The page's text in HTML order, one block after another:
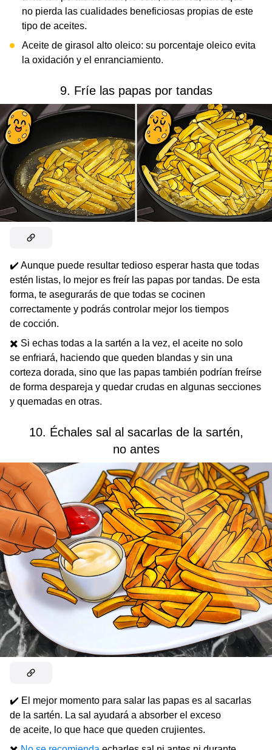
no pierda las cualidades beneficiosas propias de este
tipo de aceites.
Aceite de girasol alto oleico: su porcentaje oleico evita
la oxidación y el enranciamiento.
9. Fríe las papas por tandas
✔️ Aunque puede resultar tedioso esperar hasta que todas
estén listas, lo mejor es freír las papas por tandas. De esta
forma, te asegurarás de que todas se cocinen
correctamente y podrás controlar mejor los tiempos
de cocción.
✖️ Si echas todas a la sartén a la vez, el aceite no solo
se enfriará, haciendo que queden blandas y sin una
corteza dorada, sino que las papas también podrían freírse
de forma despareja y quedar crudas en algunas secciones
y quemadas en otras.
10. Échales sal al sacarlas de la sartén,
no antes
✔️ El mejor momento para salar las papas es al sacarlas
de la sartén. La sal ayudará a absorber el exceso
de aceite, lo que hace que queden crujientes.